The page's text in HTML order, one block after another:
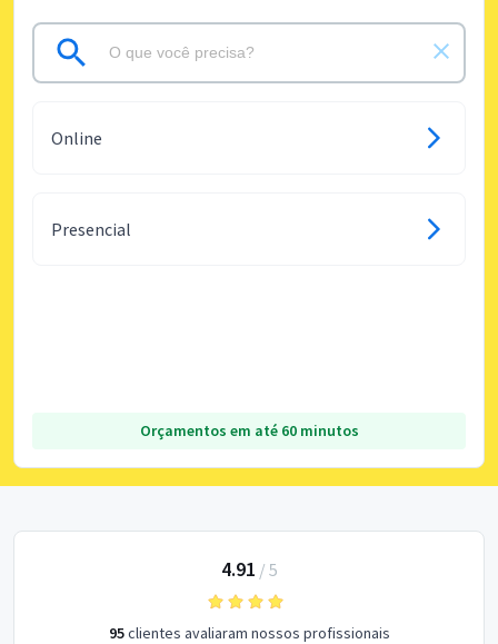
Online
Presencial
Orçamentos em até 60 minutos
4.91 / 5
95clientes avaliaram nossos profissionais